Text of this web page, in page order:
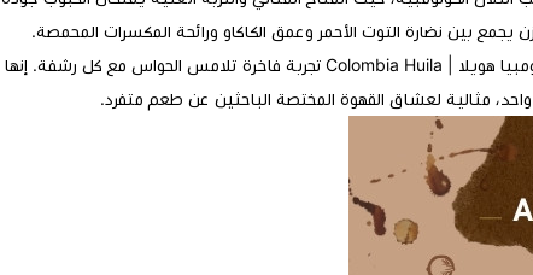
يجمع بين نضارة التوت الأحمر وعمق الكاكاو ورائحة المكسرات المحمصة.
بفضل المعالجة المغسولة التي تبرز نقاء النكهات، تمنحك كولومبيا هويلا | Colombia Huila تجربة فاخرة تلامس الحواس مع كل رشفة. إنها
واحد، مثالية لعشاق القهوة المختصة الباحثين عن طعم متفرد.